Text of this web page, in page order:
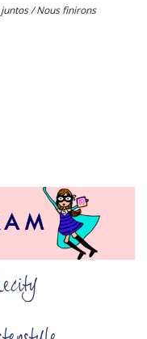
/ Nous finirons